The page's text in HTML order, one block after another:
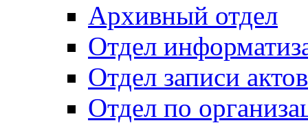
Архивный отдел
Отдел
Отдел записи
Отдел по